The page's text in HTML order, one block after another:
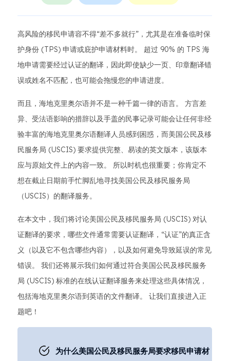
高风险的移民申请容不得“差不多就行”，尤其是在准备临时保
护身份 (TPS) 申请或庇护申请材料时。 超过 90% 的 TPS 海
地申请需要经过认证的翻译，因此即使缺少一页、印章翻译错
误或姓名不匹配，也可能会拖慢您的申请进度。
而且，海地克里奥尔语并不是一种千篇一律的语言。 方言差
异、受法语影响的措辞以及手盖的民事记录可能会让任何非经
验丰富的海地克里奥尔语翻译人员感到困惑，而美国公民及移
民服务局 (USCIS) 要求提供完整、易读的英文版本，该版本
应与原始文件上的内容一致。 所以时机也很重要；你肯定不
想在截止日期前手忙脚乱地寻找美国公民及移民服务局
（USCIS）的翻译服务。
在本文中，我们将讨论美国公民及移民服务局 (USCIS) 对认
证翻译的要求，哪些文件通常需要认证翻译，“认证”的真正含
义（以及它不包含哪些内容），以及如何避免导致延误的常见
错误。 我们还将展示我们如何通过符合美国公民及移民服务
局 (USCIS) 标准的在线认证翻译服务来处理这些具体情况，
包括海地克里奥尔语到英语的文件翻译。 让我们直接进入正
题吧！
为什么美国公民及移民服务局要求移民申请材